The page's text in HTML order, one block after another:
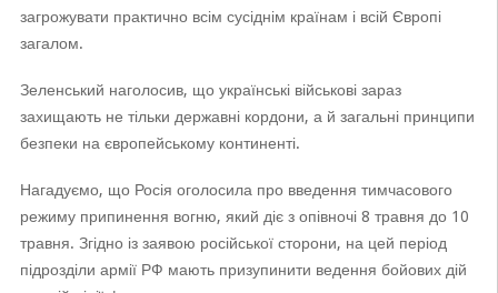
загрожувати практично всім сусіднім країнам і всій Європі
загалом.
Зеленський наголосив, що українські військові зараз
захищають не тільки державні кордони, а й загальні принципи
безпеки на європейському континенті.
Нагадуємо, що Росія оголосила про введення тимчасового
режиму припинення вогню, який діє з опівночі 8 травня до 10
травня. Згідно із заявою російської сторони, на цей період
підрозділи армії РФ мають призупинити ведення бойових дій